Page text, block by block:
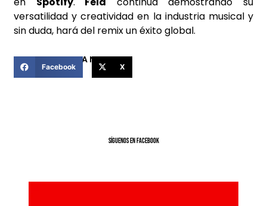
versatilidad y creatividad en la industria musical y
sin duda, hará del remix un éxito global.
COMPARTIR ESTA NOTICIA
Facebook X
SíGUENOS EN FACEBOOK